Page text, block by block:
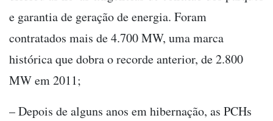
e garantia de geração de energia. Foram
contratados mais de 4.700 MW, uma marca
histórica que dobra o recorde anterior, de 2.800
MW em 2011;
– Depois de alguns anos em hibernação, as PCHs